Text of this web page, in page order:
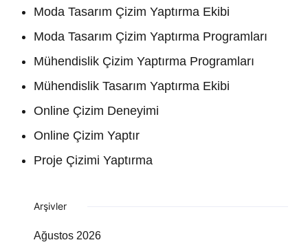
Moda Tasarım Çizim Yaptırma Ekibi
Moda Tasarım Çizim Yaptırma Programları
Mühendislik Çizim Yaptırma Programları
Mühendislik Tasarım Yaptırma Ekibi
Online Çizim Deneyimi
Online Çizim Yaptır
Proje Çizimi Yaptırma
Arşivler
Ağustos 2026